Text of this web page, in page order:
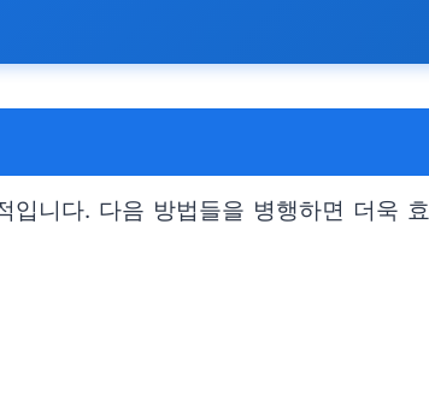
니다. 다음 방법들을 병행하면 더욱